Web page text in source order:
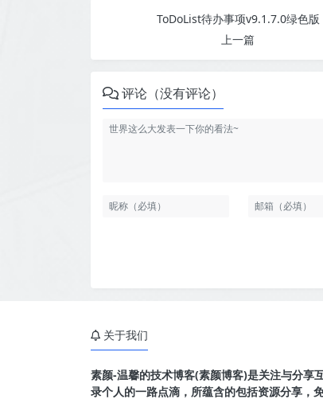
ToDoList待办事项v9.1.7.0绿色版
上一篇
评论（没有评论）
关于我们
素颜-温馨的技术博客(素颜博客)是关注与分享
录个人的一路点滴，所蕴含的包括资源分享，